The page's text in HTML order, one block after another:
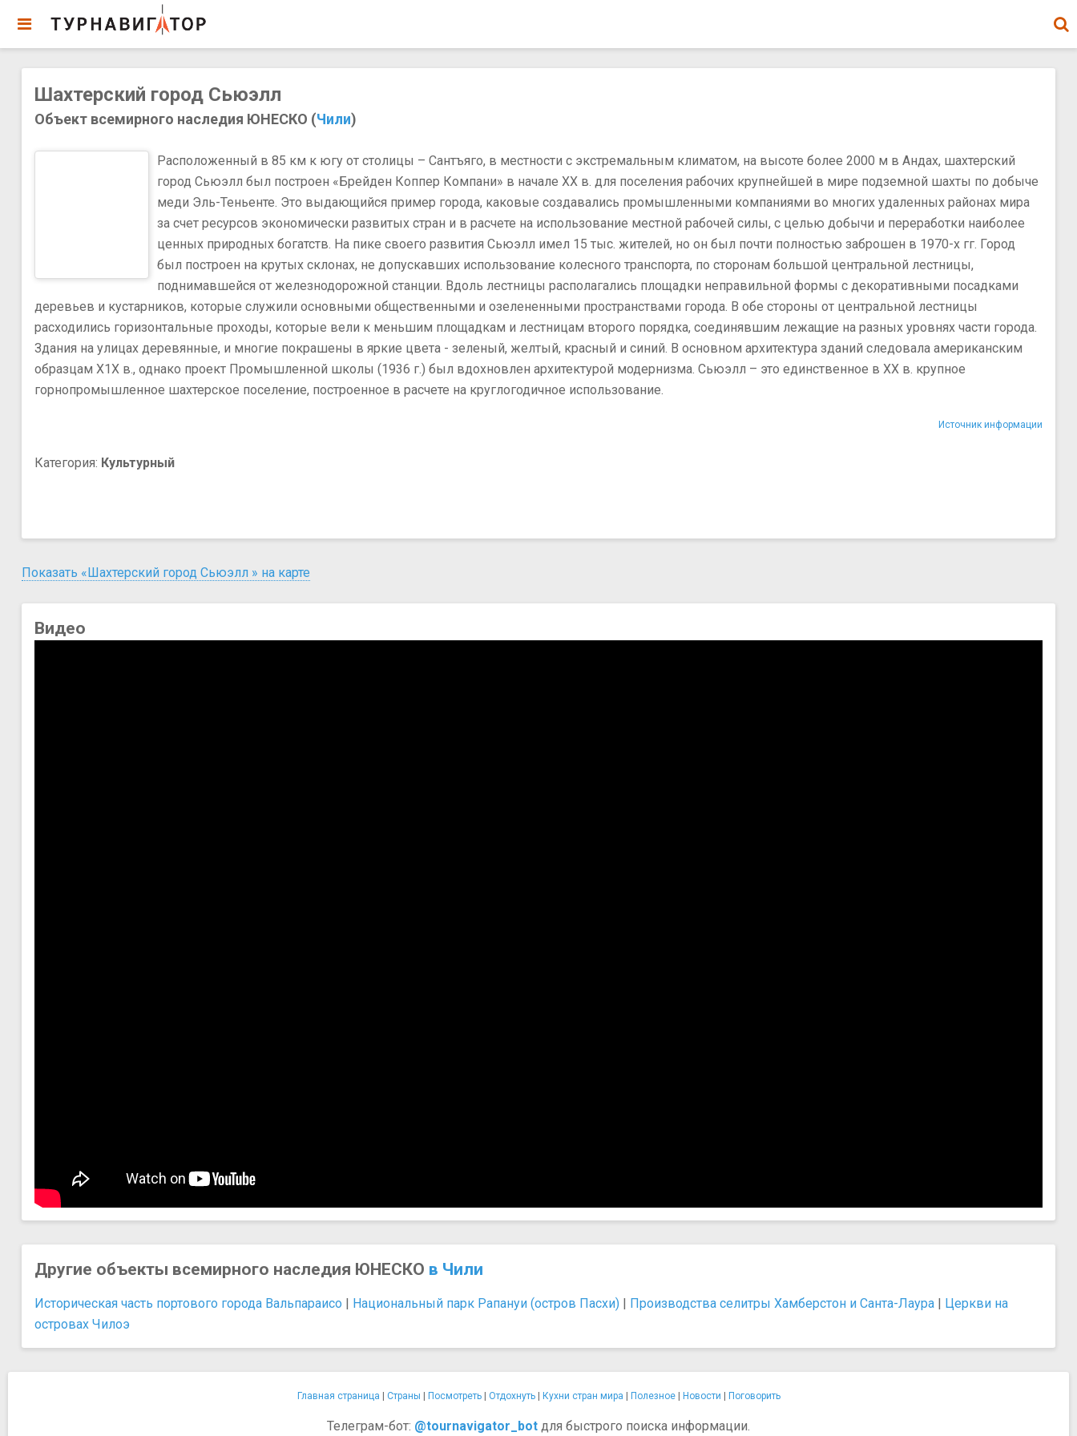
Шахтерский город Сьюэлл
Объект всемирного наследия ЮНЕСКО (Чили)
Расположенный в 85 км к югу от столицы – Сантъяго, в местности с экстремальным климатом, на высоте более 2000 м в Андах, шахтерский
город Сьюэлл был построен «Брейден Коппер Компани» в начале ХХ в. для поселения рабочих крупнейшей в мире подземной шахты по добыче
меди Эль-Теньенте. Это выдающийся пример города, каковые создавались промышленными компаниями во многих удаленных районах мира
за счет ресурсов экономически развитых стран и в расчете на использование местной рабочей силы, с целью добычи и переработки наиболее
ценных природных богатств. На пике своего развития Сьюэлл имел 15 тыс. жителей, но он был почти полностью заброшен в 1970-х гг. Город
был построен на крутых склонах, не допускавших использование колесного транспорта, по сторонам большой центральной лестницы,
поднимавшейся от железнодорожной станции. Вдоль лестницы располагались площадки неправильной формы с декоративными посадками
деревьев и кустарников, которые служили основными общественными и озелененными пространствами города. В обе стороны от центральной лестницы
расходились горизонтальные проходы, которые вели к меньшим площадкам и лестницам второго порядка, соединявшим лежащие на разных уровнях части города.
Здания на улицах деревянные, и многие покрашены в яркие цвета - зеленый, желтый, красный и синий. В основном архитектура зданий следовала американским
образцам Х1Х в., однако проект Промышленной школы (1936 г.) был вдохновлен архитектурой модернизма. Сьюэлл – это единственное в ХХ в. крупное
горнопромышленное шахтерское поселение, построенное в расчете на круглогодичное использование.
Источник информации
Категория: Культурный
Показать «Шахтерский город Сьюэлл » на карте
Видео
Другие объекты всемирного наследия ЮНЕСКО в Чили
Историческая часть портового города Вальпараисо | Национальный парк Рапануи (остров Пасхи) | Производства селитры Хамберстон и Санта-Лаура | Церкви на
островах Чилоэ
Главная страница | Страны | Посмотреть| Отдохнуть| Кухни стран мира | Полезное| Новости | Поговорить
Телеграм-бот: @tournavigator_bot для быстрого поиска информации.